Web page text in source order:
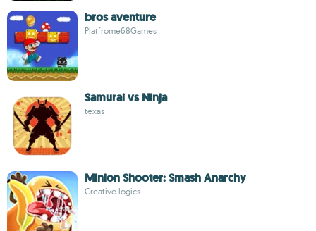
bros aventure
Platfrome68Games
Samurai vs Ninja
texas
Minion Shooter: Smash Anarchy
Creative logics